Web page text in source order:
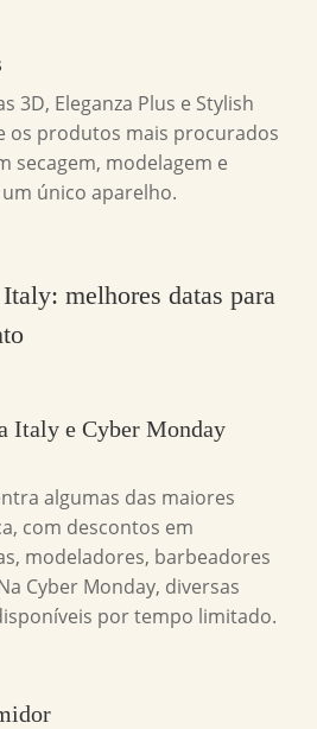
3D, Eleganza Plus e Stylish
os produtos mais procurados
secagem, modelagem e
único aparelho.
melhores datas para
Italy e Cyber Monday
algumas das maiores
com descontos em
modeladores, barbeadores
Cyber Monday, diversas
por tempo limitado.